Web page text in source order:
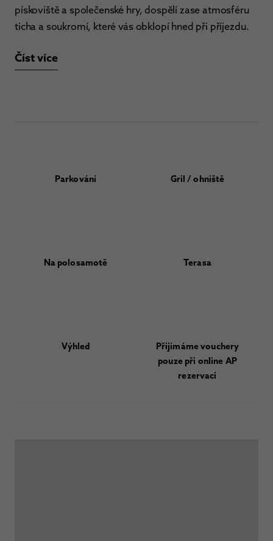
pískoviště a společenské hry, dospělí zase atmosféru
ticha a soukromí, které vás obklopí hned při příjezdu.
Číst více
Parkování Gril / ohniště
Na polosamotě Terasa
Výhled
Přijímáme vouchery
pouze při online AP
rezervaci